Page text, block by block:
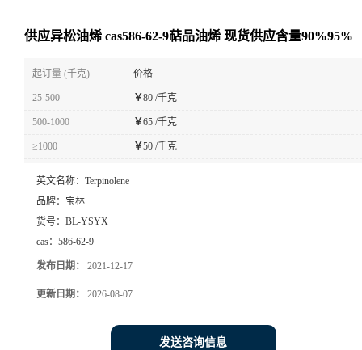
供应异松油烯 cas586-62-9萜品油烯 现货供应含量90%95%
起订量 (千克) 价格
25-500 ￥80 /千克
500-1000 ￥65 /千克
≥1000 ￥50 /千克
英文名称： Terpinolene
品牌： 宝林
货号： BL-YSYX
cas： 586-62-9
发布日期： 2021-12-17
更新日期： 2026-08-07
发送咨询信息